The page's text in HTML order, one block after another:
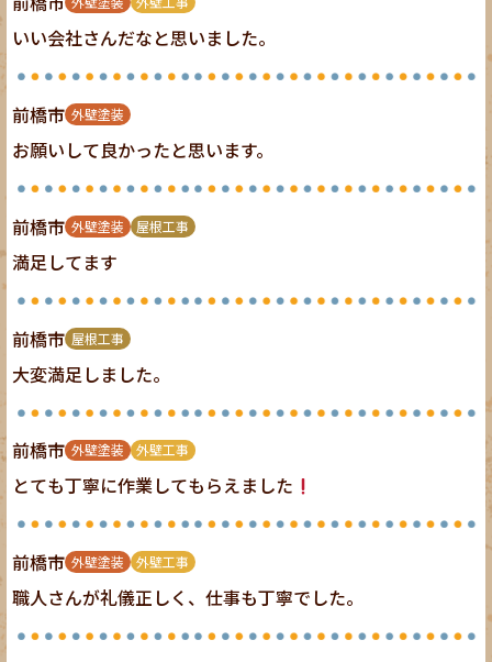
いい会社さんだなと思いました。
前橋市 外壁塗装
お願いして良かったと思います。
前橋市 外壁塗装 屋根工事
満足してます
前橋市 屋根工事
大変満足しました。
前橋市 外壁塗装 外壁工事
とても丁寧に作業してもらえました
前橋市 外壁塗装 外壁工事
職人さんが礼儀正しく、仕事も丁寧でした。